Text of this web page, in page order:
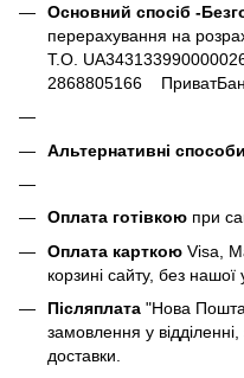
Основний спосіб -
перерахування на
Т.О.
2868805166
Альтернативні
Оплата готівкою при
Оплата карткою Visa,
корзині сайту, без нашої
Післяплата "Нова
замовлення у
доставки.